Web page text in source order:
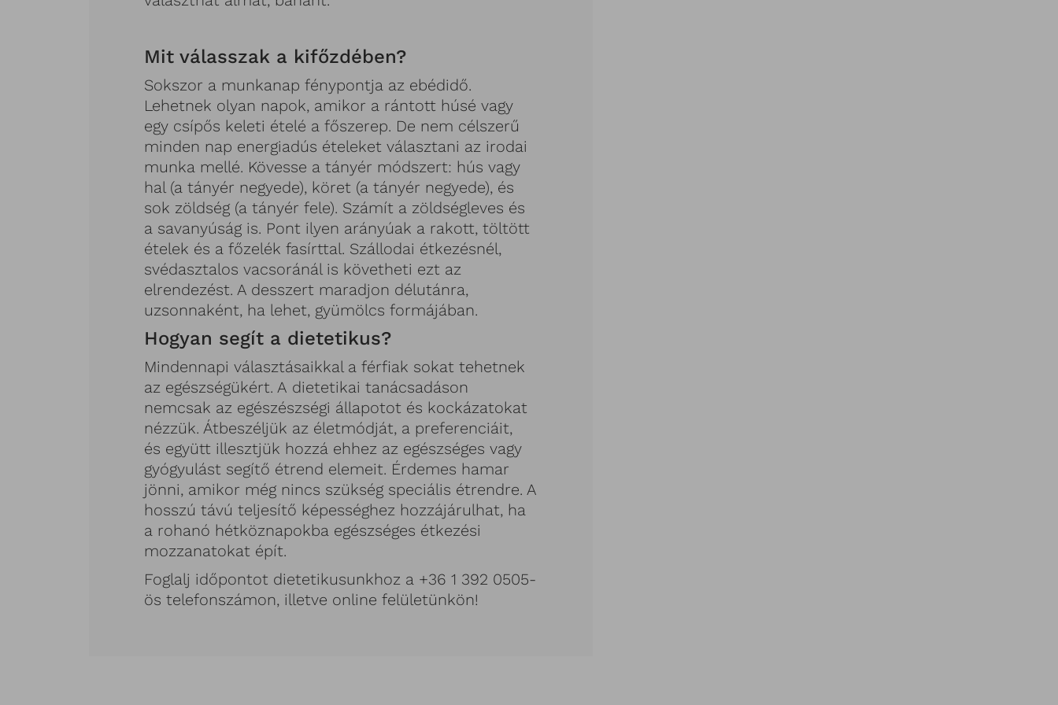
Mit válasszak a kifőzdében?
Sokszor a munkanap fénypontja az ebédidő.
Lehetnek olyan napok, amikor a rántott húsé vagy
egy csípős keleti ételé a főszerep. De nem célszerű
minden nap energiadús ételeket választani az irodai
munka mellé. Kövesse a tányér módszert: hús vagy
hal (a tányér negyede), köret (a tányér negyede), és
sok zöldség (a tányér fele). Számít a zöldségleves és
a savanyúság is. Pont ilyen arányúak a rakott, töltött
ételek és a főzelék fasírttal. Szállodai étkezésnél,
svédasztalos vacsoránál is követheti ezt az
elrendezést. A desszert maradjon délutánra,
uzsonnaként, ha lehet, gyümölcs formájában.
Hogyan segít a dietetikus?
Mindennapi választásaikkal a férfiak sokat tehetnek
az egészségükért. A dietetikai tanácsadáson
nemcsak az egészészségi állapotot és kockázatokat
nézzük. Átbeszéljük az életmódját, a preferenciáit,
és együtt illesztjük hozzá ehhez az egészséges vagy
gyógyulást segítő étrend elemeit. Érdemes hamar
jönni, amikor még nincs szükség speciális étrendre. A
hosszú távú teljesítő képességhez hozzájárulhat, ha
a rohanó hétköznapokba egészséges étkezési
mozzanatokat épít.
Foglalj időpontot dietetikusunkhoz a +36 1 392 0505-
ös telefonszámon, illetve online felületünkön!